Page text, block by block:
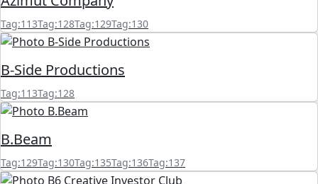
Tag:113Tag:128Tag:129Tag:130
B-Side Productions
Tag:113Tag:128
B.Beam
Tag:129Tag:130Tag:135Tag:136Tag:137